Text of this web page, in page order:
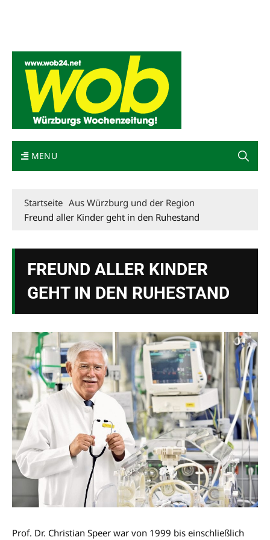
MENU
Startseite Aus Würzburg und der Region
Freund aller Kinder geht in den Ruhestand
FREUND ALLER KINDER
GEHT IN DEN RUHESTAND
Prof. Dr. Christian Speer war von 1999 bis einschließlich